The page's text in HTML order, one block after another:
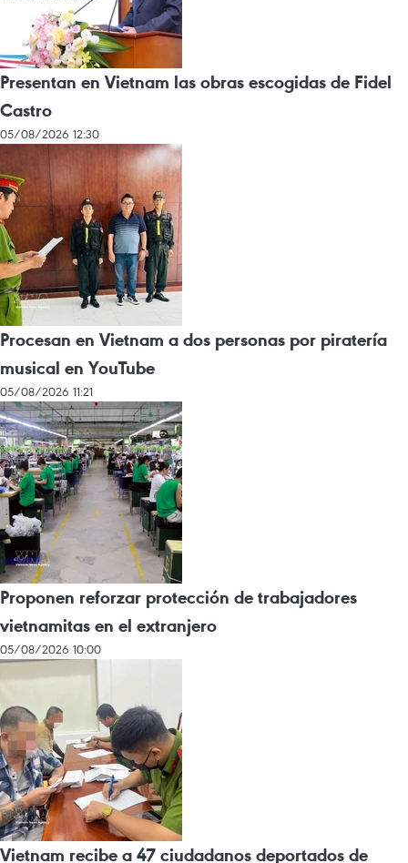
Presentan en Vietnam las obras escogidas de Fidel
Castro
05/08/2026 12:30
Procesan en Vietnam a dos personas por piratería
musical en YouTube
05/08/2026 11:21
Proponen reforzar protección de trabajadores
vietnamitas en el extranjero
05/08/2026 10:00
Vietnam recibe a 47 ciudadanos deportados de